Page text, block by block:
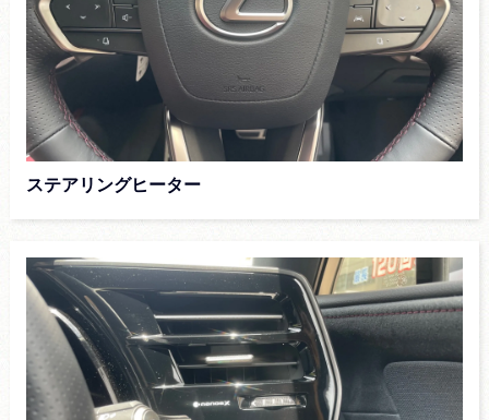
ステアリングヒーター